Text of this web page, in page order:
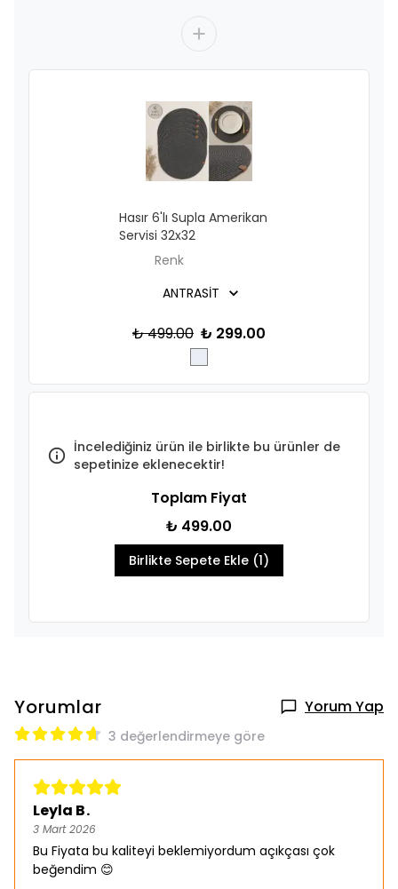
Hasır 6'lı Supla Amerikan
Servisi 32x32
Renk
₺ 499.00 ₺ 299.00
İncelediğiniz ürün ile birlikte bu ürünler de
sepetinize eklenecektir!
Toplam Fiyat
₺ 499.00
Birlikte Sepete Ekle (1)
Yorumlar Yorum Yap
3 değerlendirmeye göre
Leyla B.
3 Mart 2026
Bu Fiyata bu kaliteyi beklemiyordum açıkçası çok
beğendim 😊